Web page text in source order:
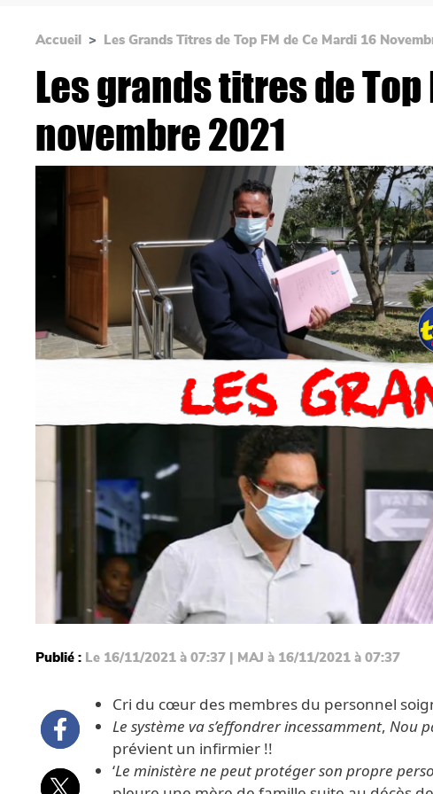
Accueil Les Grands Titres de Top FM de Ce Mardi 16
Les grands titres de Top
novembre 2021
Publié : Le 16/11/2021 à 07:37 | MAJ à 16/11/2021 à 07:37
Cri du cœur des membres du personnel
Le système va s’effondrer incessamment,Nou
prévient un infirmier !!
‘Le ministère ne peut protéger son propre